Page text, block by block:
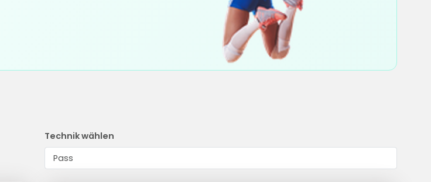
Technik wählen